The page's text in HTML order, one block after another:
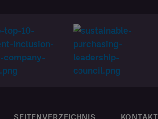
SEITENVERZEICHNIS KONTAKT